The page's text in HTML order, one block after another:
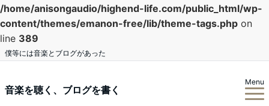
/home/anisongaudio/highend-life.com/public_html/wp-
content/themes/emanon-free/lib/theme-tags.php on
line 389
僕等には音楽とブログがあった
音楽を聴く、ブログを書く
Menu